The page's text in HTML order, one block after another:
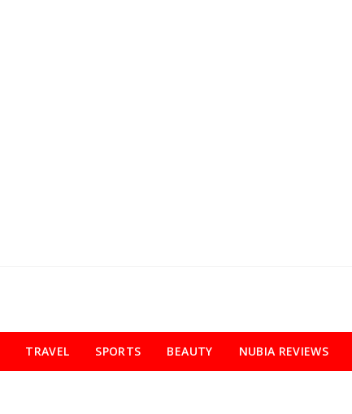
TRAVEL SPORTS BEAUTY NUBIA REVIEWS